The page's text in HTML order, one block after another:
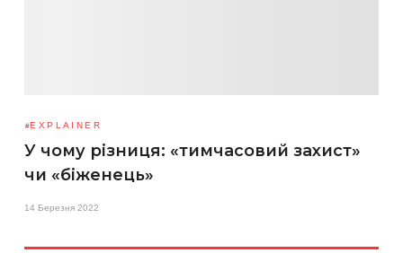
EXPLAINER
У чому різниця: «тимчасовий захист»
чи «біженець»
14 Березня 2022